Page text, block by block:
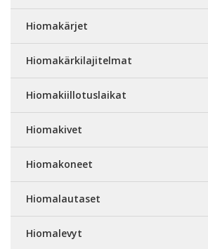
Hiomakärjet
Hiomakärkilajitelmat
Hiomakiillotuslaikat
Hiomakivet
Hiomakoneet
Hiomalautaset
Hiomalevyt